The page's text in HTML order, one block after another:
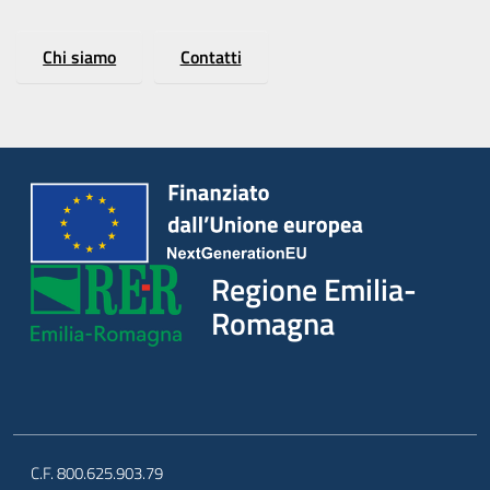
Chi siamo Contatti
Regione Emilia-
Romagna
C.F. 800.625.903.79